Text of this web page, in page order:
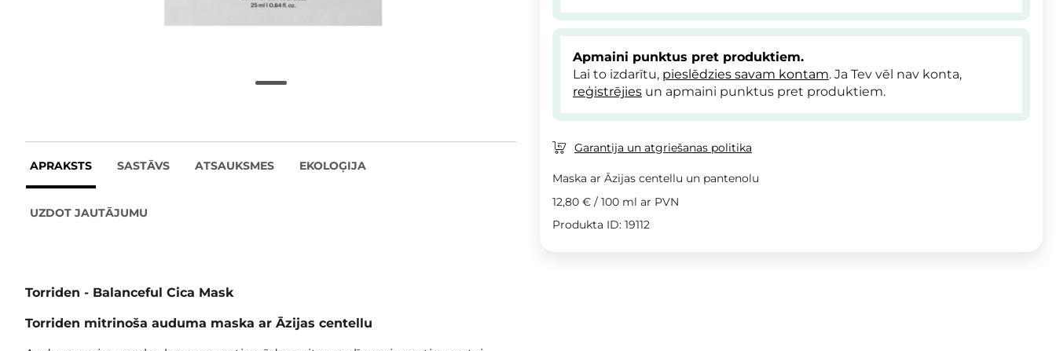
APRAKSTS SASTĀVS ATSAUKSMES EKOLOĢIJA
UZDOT JAUTĀJUMU
Torriden - Balanceful Cica Mask
Torriden mitrinoša auduma maska ar Āzijas centellu
Apmaini punktus pret produktiem.
Lai to izdarītu, pieslēdzies savam kontam. Ja Tev vēl nav konta,
reģistrējies un apmaini punktus pret produktiem.
Garantija un atgriešanas politika
Maska ar Āzijas centellu un pantenolu
12,80 € / 100 ml ar PVN
Produkta ID: 19112